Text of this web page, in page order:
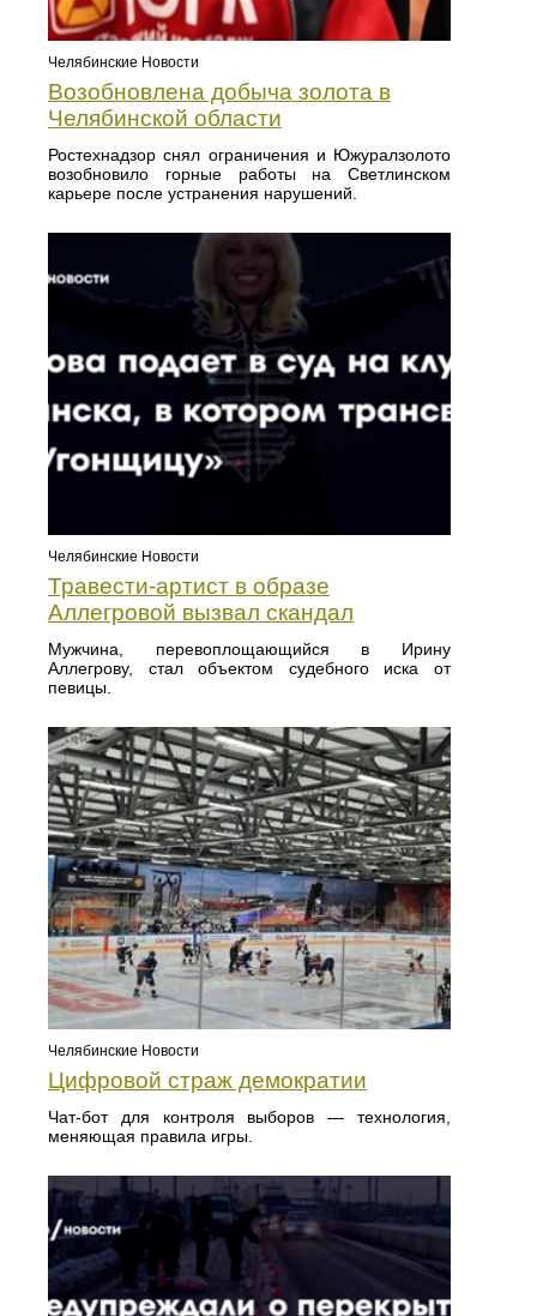
Челябинские Новости
Возобновлена добыча золота в
Челябинской области
Ростехнадзор снял ограничения и Южуралзолото
возобновило горные работы на Светлинском
карьере после устранения нарушений.
Челябинские Новости
Травести-артист в образе
Аллегровой вызвал скандал
Мужчина, перевоплощающийся в Ирину
Аллегрову, стал объектом судебного иска от
певицы.
Челябинские Новости
Цифровой страж демократии
Чат-бот для контроля выборов — технология,
меняющая правила игры.